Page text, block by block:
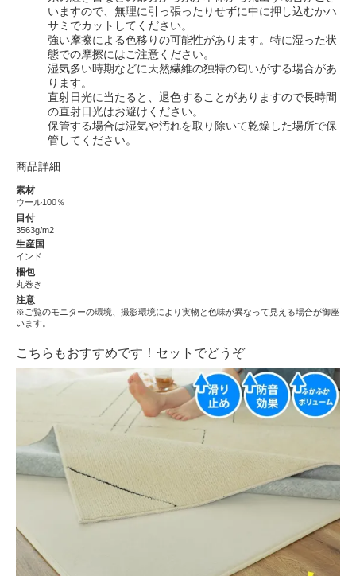
いますので、無理に引っ張ったりせずに中に押し込むかハ
サミでカットしてください。
強い摩擦による色移りの可能性があります。特に湿った状
態での摩擦にはご注意ください。
湿気多い時期などに天然繊維の独特の匂いがする場合があ
ります。
直射日光に当たると、退色することがありますので長時間
の直射日光はお避けください。
保管する場合は湿気や汚れを取り除いて乾燥した場所で保
管してください。
商品詳細
素材
ウール100％
目付
3563g/m2
生産国
インド
梱包
丸巻き
注意
※ご覧のモニターの環境、撮影環境により実物と色味が異なって見える場合が御座
います。
こちらもおすすめです！セットでどうぞ